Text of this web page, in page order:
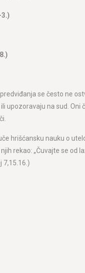
se često ne
upozoravaju na sud.
hrišćansku nauku o
rekao: „Čuvajte se od
7,15.16.)